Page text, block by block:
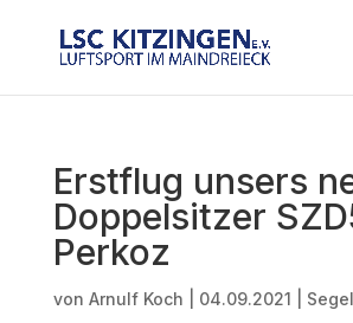
Erstflug unsers
Doppelsitzer
Perkoz
von Arnulf Koch 04.09.2021